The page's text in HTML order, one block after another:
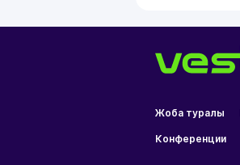
Жоба туралы
Конференции